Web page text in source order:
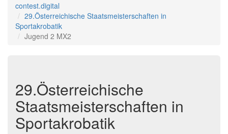
contest.digital
29.Österreichische Staatsmeisterschaften in
Sportakrobatik
Jugend 2 MX2
29.Österreichische
Staatsmeisterschaften in
Sportakrobatik